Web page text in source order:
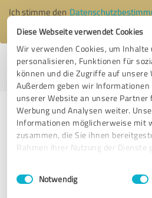
Diese Webseite verwendet Cookies
Wir verwenden Cookies, um Inhalte
personalisieren, Funktionen für
können und die Zugriffe auf unsere
Außerdem geben wir
unserer Website an unsere Partner
Werbung und Analysen weiter.
Informationen möglicherweise mit
zusammen, die Sie ihnen
Rahmen Ihrer Nutzung der Dienste
Impressum
Einwilligungsauswahl
Notwendig
Ich stimme den
Profil aktiv seit 06.08.2019 |Letzte
melden
Erfahrungen
Anbietern aus
Daniel Oster